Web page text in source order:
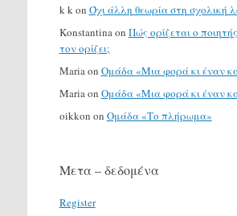
k k on Όχι άλλη θεωρία στη σχολική
Konstantina on Πώς ορίζεται ο
τον ορίζει;
Maria on Ομάδα «Μια φορά κι έναν
Maria on Ομάδα «Μια φορά κι έναν
oikkon on Ομάδα «Το πλήρωμα»
Μετα – δεδομένα
Register